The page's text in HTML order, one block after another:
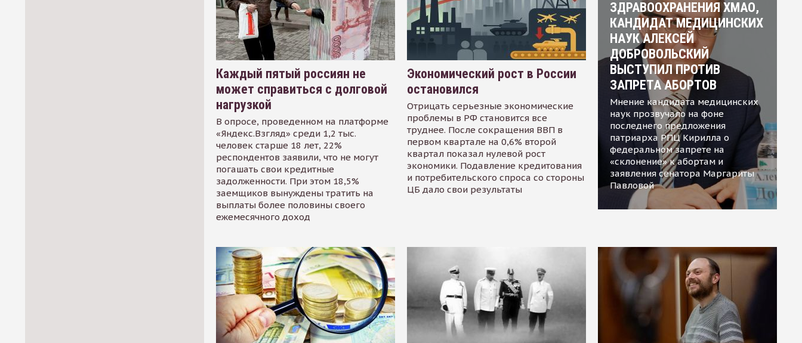
Каждый пятый россиян не
может справиться с долговой
нагрузкой
В опросе, проведенном на платформе
«Яндекс.Взгляд» среди 1,2 тыс.
человек старше 18 лет, 22%
респондентов заявили, что не могут
погашать свои кредитные
задолженности. При этом 18,5%
заемщиков вынуждены тратить на
выплаты более половины своего
ежемесячного доход
Экономический рост в России
остановился
Отрицать серьезные экономические
проблемы в РФ становится все
труднее. После сокращения ВВП в
первом квартале на 0,6% второй
квартал показал нулевой рост
экономики. Подавление кредитования
и потребительского спроса со стороны
ЦБ дало свои результаты
ЗДРАВООХРАНЕНИЯ ХМАО,
КАНДИДАТ МЕДИЦИНСКИХ
НАУК АЛЕКСЕЙ
ДОБРОВОЛЬСКИЙ
ВЫСТУПИЛ ПРОТИВ
ЗАПРЕТА АБОРТОВ
Мнение кандидата медицинских
наук прозвучало на фоне
последнего предложения
патриарха РПЦ Кирилла о
федеральном запрете на
«склонение» к абортам и
заявления сенатора Маргариты
Павловой